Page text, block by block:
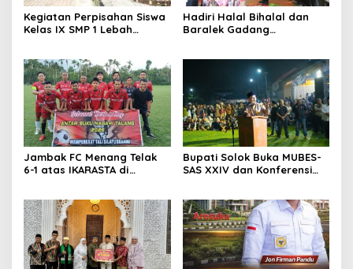
Kegiatan Perpisahan Siswa
Kelas IX SMP 1 Lebah
Sorotan Tajam
Hadiri Halal Bihalal dan
Baralek Gadang
Sekaligus Meresmikan
Menara Masjid Nurul Iman
Jambak FC Menang Telak
6-1 atas IKARASTA di
Bupati Solok Buka MUBES-
SAS XXIV dan Konferensi